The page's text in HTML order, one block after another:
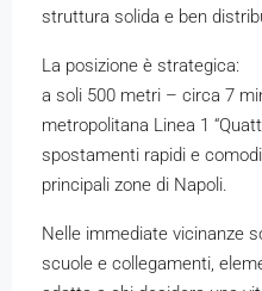
struttura solida e ben
La posizione è strategica:
a soli 500 metri – circa 7
metropolitana Linea 1
spostamenti rapidi e
principali zone di Napoli.
Nelle immediate vicinanze
scuole e collegamenti,